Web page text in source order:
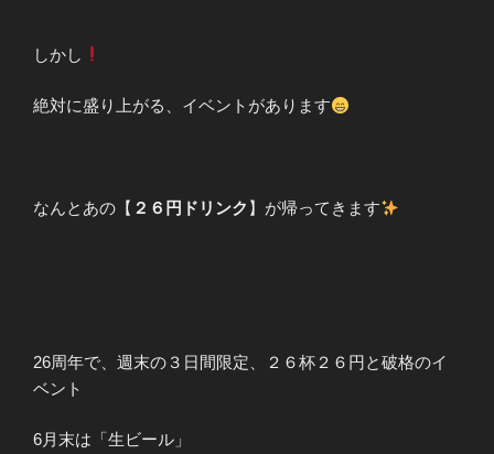
しかし
絶対に盛り上がる、イベントがあります
なんとあの【 ２６円ドリンク 】が帰ってきます
26周年で、週末の３日間限定、２６杯２６円と破格のイ
ベント
6月末は「生ビール」